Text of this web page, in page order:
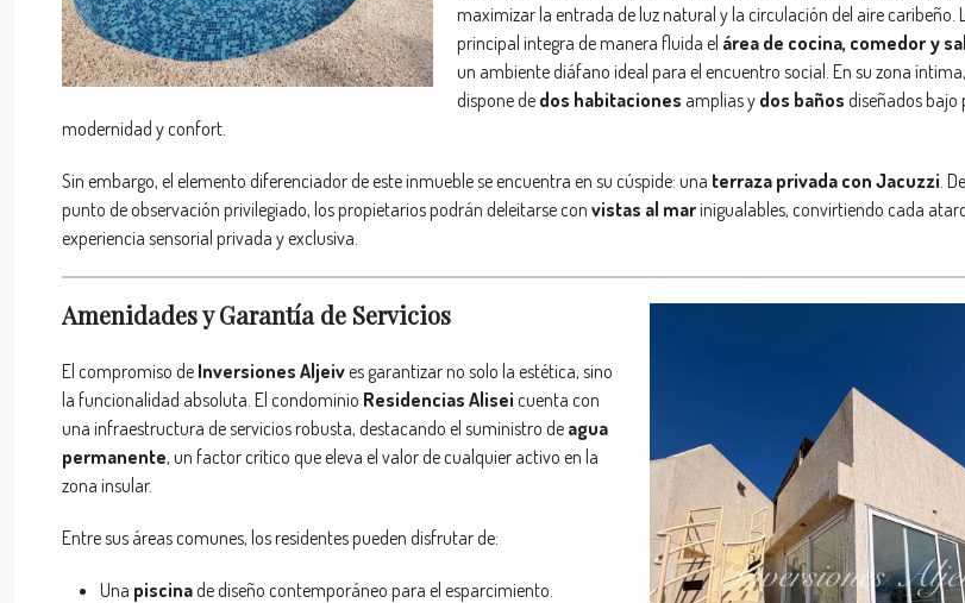
maximizar la entrada de luz natural y la circulación del aire caribeño.
principal integra de manera fluida el área de cocina, comedor y
un ambiente diáfano ideal para el encuentro social. En su zona
dispone de dos habitaciones amplias y dos baños diseñados bajo
modernidad y confort.
Sin embargo, el elemento diferenciador de este inmueble se encuentra en su cúspide: una terraza privada con Jacuzzi .
punto de observación privilegiado, los propietarios podrán deleitarse con vistas al marinigualables, convirtiendo cada
experiencia sensorial privada y exclusiva.
Amenidades y Garantía de Servicios
El compromiso de Inversiones Aljeives garantizar no solo la estética, sino
la funcionalidad absoluta. El condominio Residencias Alisei cuenta con
una infraestructura de servicios robusta, destacando el suministro de agua
permanente, un factor crítico que eleva el valor de cualquier activo en la
zona insular.
Entre sus áreas comunes, los residentes pueden disfrutar de:
Una piscinade diseño contemporáneo para el esparcimiento.